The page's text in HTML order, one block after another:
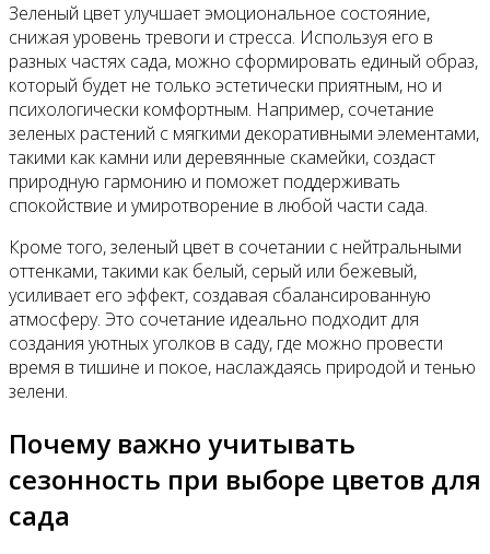
Зеленый цвет улучшает эмоциональное состояние,
снижая уровень тревоги и стресса. Используя его в
разных частях сада, можно сформировать единый образ,
который будет не только эстетически приятным, но и
психологически комфортным. Например, сочетание
зеленых растений с мягкими декоративными элементами,
такими как камни или деревянные скамейки, создаст
природную гармонию и поможет поддерживать
спокойствие и умиротворение в любой части сада.
Кроме того, зеленый цвет в сочетании с нейтральными
оттенками, такими как белый, серый или бежевый,
усиливает его эффект, создавая сбалансированную
атмосферу. Это сочетание идеально подходит для
создания уютных уголков в саду, где можно провести
время в тишине и покое, наслаждаясь природой и тенью
зелени.
Почему важно учитывать
сезонность при выборе цветов для
сада